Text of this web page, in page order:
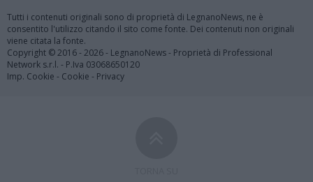
Tutti i contenuti originali sono di proprietà di LegnanoNews, ne è
consentito l'utilizzo citando il sito come fonte. Dei contenuti non originali
viene citata la fonte.
Copyright © 2016 - 2026 - LegnanoNews - Proprietà di Professional
Network s.r.l. - P.Iva 03068650120
Imp. Cookie - Cookie - Privacy